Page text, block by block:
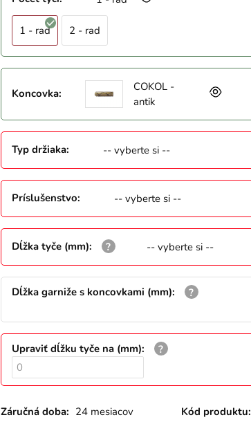
1 - rad 2 - rad
Koncovka:
COKOL -
antik
Typ držiaka: -- vyberte si --
Príslušenstvo: -- vyberte si --
Dĺžka tyče (mm): -- vyberte si --
Dĺžka garniže s koncovkami (mm):
Upraviť dĺžku tyče na (mm):
Záručná doba: 24 mesiacov Kód produktu: